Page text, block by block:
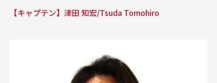
【キャプテン】津田 知宏/Tsuda Tomohiro